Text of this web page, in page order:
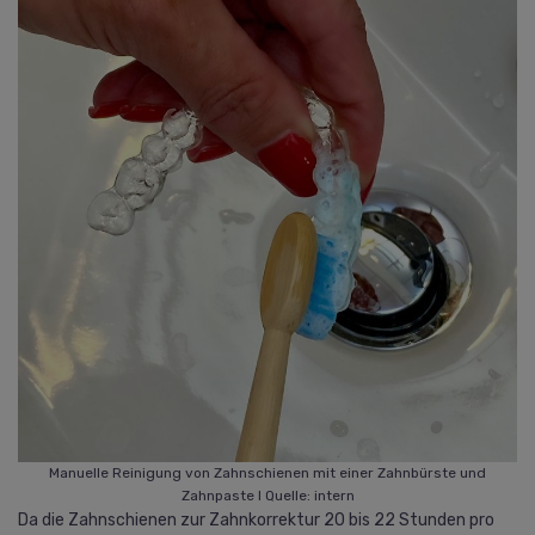
Manuelle Reinigung von Zahnschienen mit einer Zahnbürste und
Zahnpaste I Quelle: intern
Da die Zahnschienen zur Zahnkorrektur 20 bis 22 Stunden pro